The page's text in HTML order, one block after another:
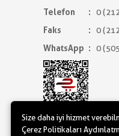
Telefon
0
Faks
0
WhatsApp
0
Size daha iyi hizmet
Çerez Politikaları